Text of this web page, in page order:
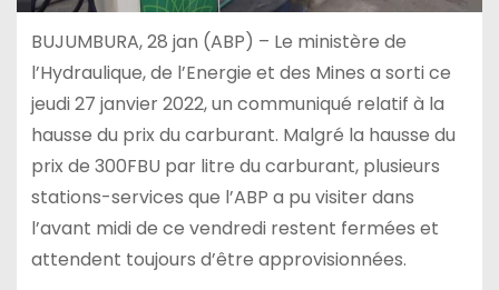
BUJUMBURA, 28 jan (ABP) – Le ministère de
l’Hydraulique, de l’Energie et des Mines a sorti ce
jeudi 27 janvier 2022, un communiqué relatif à la
hausse du prix du carburant. Malgré la hausse du
prix de 300FBU par litre du carburant, plusieurs
stations-services que l’ABP a pu visiter dans
l’avant midi de ce vendredi restent fermées et
attendent toujours d’être approvisionnées.